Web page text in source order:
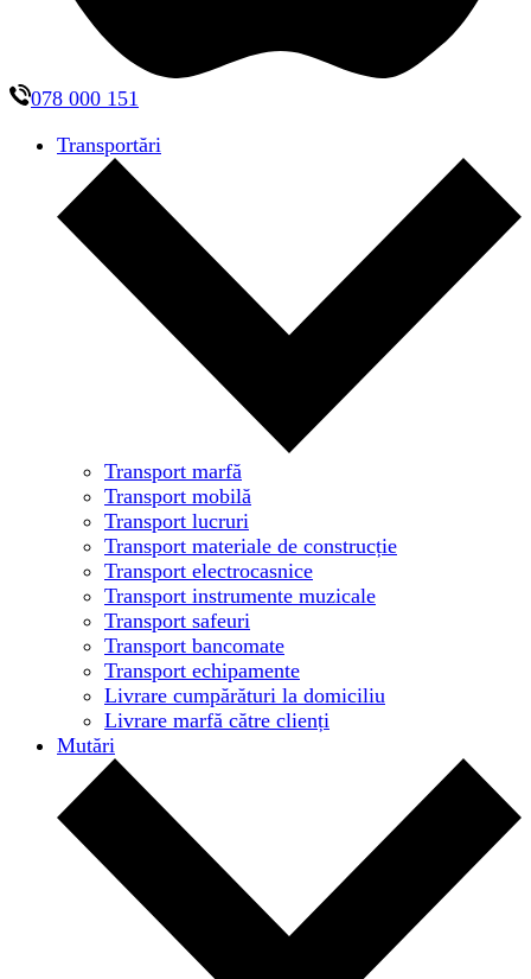
078 000 151
Transportări
Transport marfă
Transport mobilă
Transport lucruri
Transport materiale de construcție
Transport electrocasnice
Transport instrumente muzicale
Transport safeuri
Transport bancomate
Transport echipamente
Livrare cumpărături la domiciliu
Livrare marfă către clienți
Mutări